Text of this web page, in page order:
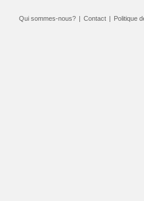
Qui sommes-nous? | Contact | Politique